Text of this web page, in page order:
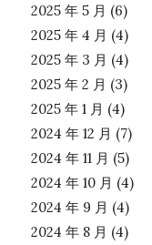
2025 年 5 月 (6)
2025 年 4 月 (4)
2025 年 3 月 (4)
2025 年 2 月 (3)
2025 年 1 月 (4)
2024 年 12 月 (7)
2024 年 11 月 (5)
2024 年 10 月 (4)
2024 年 9 月 (4)
2024 年 8 月 (4)